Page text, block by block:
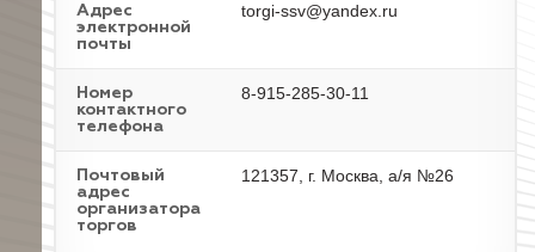
Адрес
электронной
почты
torgi-ssv@yandex.ru
Номер
контактного
телефона
8-915-285-30-11
Почтовый
адрес
организатора
торгов
121357, г. Москва, а/я №26